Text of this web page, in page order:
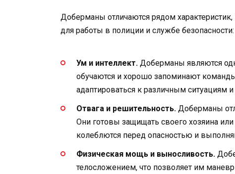
Доберманы отличаются рядом
для работы в полиции и службе безопасности:
Ум и интеллект. Доберманы являются
обучаются и хорошо запоминают
адаптироваться к различным ситуациям и
Отвага и решительность. Доберманы
Они готовы защищать своего хозяина
колеблются перед опасностью и
Физическая мощь и выносливость.
телосложением, что позволяет им